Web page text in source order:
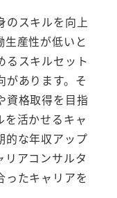
のスキルを向上
生産性が低いと
るスキルセット
があります。そ
資格取得を目指
を活かせるキャ
的な年収アップ
リアコンサルタ
ったキャリアを